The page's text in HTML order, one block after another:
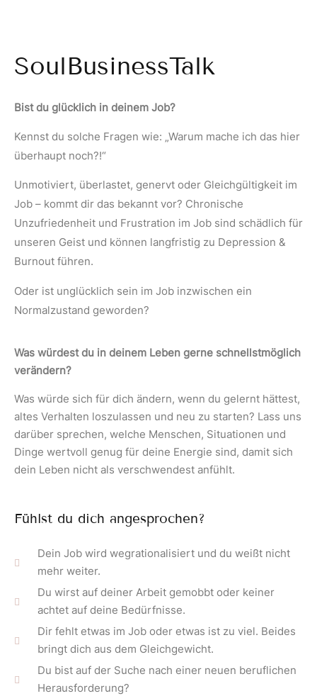
SoulBusinessTalk
Bist du glücklich in deinem Job?
Kennst du solche Fragen wie: „Warum mache ich das hier
überhaupt noch?!“
Unmotiviert, überlastet, genervt oder Gleichgültigkeit im
Job – kommt dir das bekannt vor? Chronische
Unzufriedenheit und Frustration im Job sind schädlich für
unseren Geist und können langfristig zu Depression &
Burnout führen.
Oder ist unglücklich sein im Job inzwischen ein
Normalzustand geworden?
Was würdest du in deinem Leben gerne schnellstmöglich
verändern?
Was würde sich für dich ändern, wenn du gelernt hättest,
altes Verhalten loszulassen und neu zu starten? Lass uns
darüber sprechen, welche Menschen, Situationen und
Dinge wertvoll genug für deine Energie sind, damit sich
dein Leben nicht als verschwendest anfühlt.
Fühlst du dich angesprochen?
Dein Job wird wegrationalisiert und du weißt nicht
mehr weiter.
Du wirst auf deiner Arbeit gemobbt oder keiner
achtet auf deine Bedürfnisse.
Dir fehlt etwas im Job oder etwas ist zu viel. Beides
bringt dich aus dem Gleichgewicht.
Du bist auf der Suche nach einer neuen beruflichen
Herausforderung?